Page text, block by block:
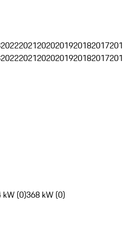
202220212020201920182017
202220212020201920182017
kW (0)368 kW (0)